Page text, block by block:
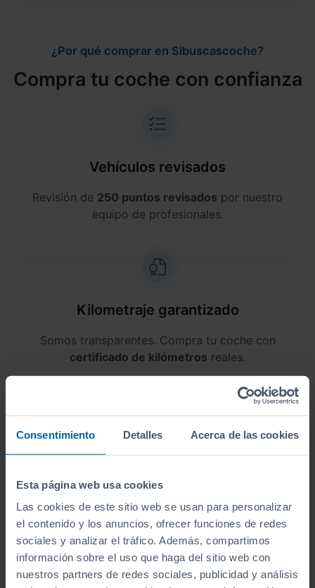
Consentimiento Detalles Acerca de las cookies
Esta página web usa cookies
Las cookies de este sitio web se usan para personalizar
el contenido y los anuncios, ofrecer funciones de redes
sociales y analizar el tráfico. Además, compartimos
información sobre el uso que haga del sitio web con
nuestros partners de redes sociales, publicidad y análisis
¿Por qué comprar en Sibuscascoche?
Compra tu coche con confianza
Vehículos revisados
Revisión de 250 puntos revisados por nuestro
equipo de profesionales.
Kilometraje garantizado
Somos transparentes. Compra tu coche con
certificado de kilómetros reales.
Garantía de 12 meses
Este vehículo dispone de una garantía de
meses